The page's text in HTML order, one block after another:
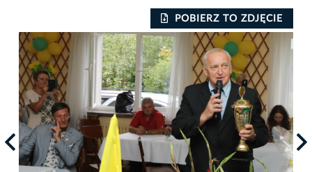
POBIERZ TO ZDJĘCIE